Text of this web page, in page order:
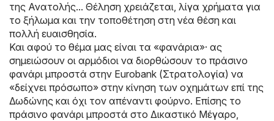
της Ανατολής... Θέληση χρειάζεται, λίγα χρήματα για
το ξήλωμα και την τοποθέτηση στη νέα θέση και
πολλή ευαισθησία.
Και αφού το θέμα μας είναι τα «φανάρια»· ας
σημειώσουν οι αρμόδιοι να διορθώσουν το πράσινο
φανάρι μπροστά στην Eurobank (Στρατολογία) να
«δείχνει πρόσωπο» στην κίνηση των οχημάτων επί της
Δωδώνης και όχι τον απέναντι φούρνο. Επίσης το
πράσινο φανάρι μπροστά στο Δικαστικό Μέγαρο,